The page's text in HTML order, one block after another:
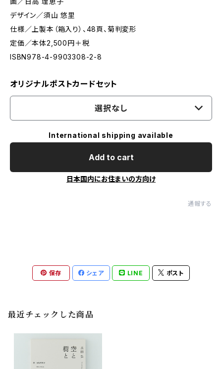
デザイン／須山 悠里
仕様／上製本（箱入り）、48頁、菊判変形
定価／本体2,500円＋税
ISBN978-4-9903308-2-8
オリジナルポストカードセット
選択なし
International shipping available
Add to cart
日本国内にお住まいの方向け
通報する
保存 シェア LINE ポスト
最近チェックした商品